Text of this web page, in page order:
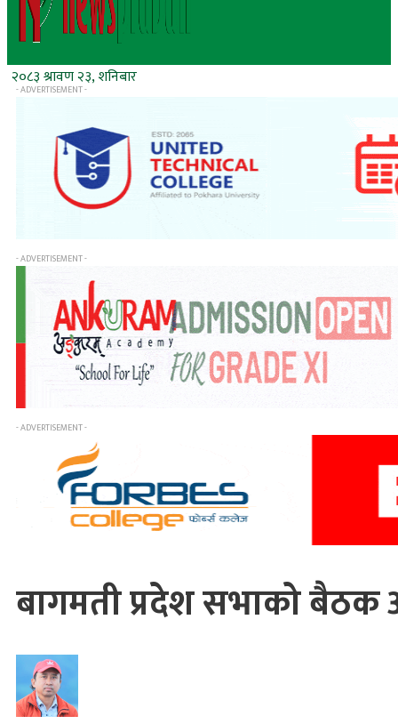
२०८३ श्रावण २३, शनिबार
- ADVERTISEMENT -
- ADVERTISEMENT -
- ADVERTISEMENT -
बागमती प्रदेश सभाको